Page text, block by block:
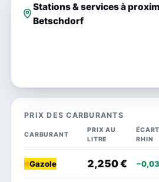
Stations & services à
Betschdorf
PRIX DES CARBURANTS
CARBURANT
PRIX AU
LITRE
RHIN
Gazole 2,250 €